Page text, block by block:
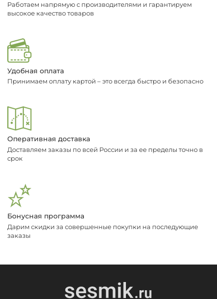
Работаем напрямую с производителями и гарантируем
высокое качество товаров
Удобная оплата
Принимаем оплату картой – это всегда быстро и безопасно
Оперативная доставка
Доставляем заказы по всей России и за ее пределы точно в
срок
Бонусная программа
Дарим скидки за совершенные покупки на последующие
заказы